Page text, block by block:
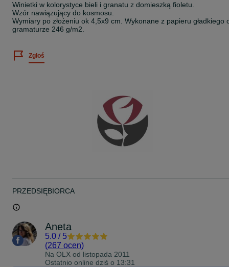
Winietki w kolorystyce bieli i granatu z domieszką fioletu.
Wzór nawiązujący do kosmosu.
Wymiary po złożeniu ok 4,5x9 cm. Wykonane z papieru gładkiego
gramaturze 246 g/m2.
Zgłoś
PRZEDSIĘBIORCA
Aneta
5.0 / 5
(267 ocen)
Na OLX od listopada 2011
Ostatnio online dziś o 13:31